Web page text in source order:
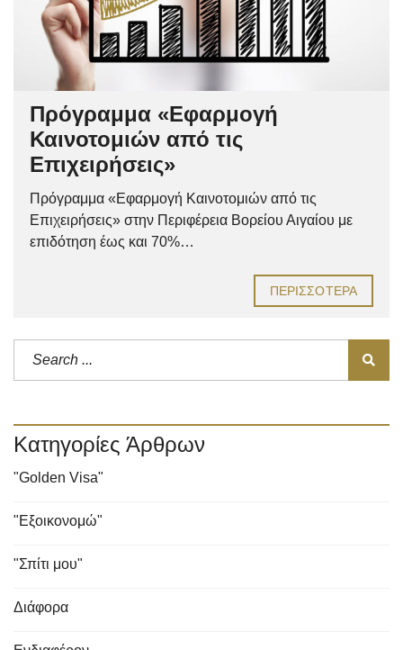
Πρόγραμμα «Εφαρμογή
Καινοτομιών από τις
Επιχειρήσεις»
Πρόγραμμα «Εφαρμογή Καινοτομιών από τις
Επιχειρήσεις» στην Περιφέρεια Βορείου Αιγαίου με
επιδότηση έως και 70%…
ΠΕΡΙΣΣΌΤΕΡΑ
Κατηγορίες Άρθρων
"Golden Visa"
"Εξοικονομώ"
"Σπίτι μου"
Διάφορα